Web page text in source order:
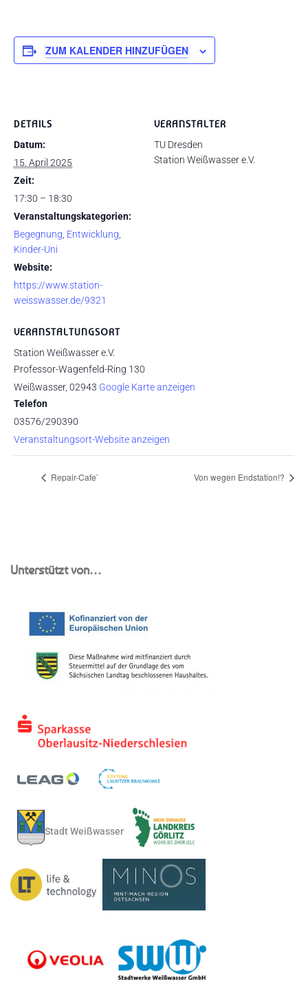
ZUM KALENDER HINZUFÜGEN
DETAILS
Datum:
15. April 2025
Zeit:
17:30 – 18:30
Veranstaltungskategorien:
Begegnung Entwicklung
Kinder-Uni
Website:
https://www.station-
weisswasser.de/9321
VERANSTALTUNGSORT
Station Weißwasser e.V.
Professor-Wagenfeld-Ring 130
Weißwasser, 02943 Google Karte anzeigen
Telefon
03576/290390
Veranstaltungsort-Website anzeigen
VERANSTALTER
TU Dresden
Station Weißwasser e.V.
Repair-Cafe` Von wegen Endstation!?
Unterstützt von…
Stadt Weißwasser